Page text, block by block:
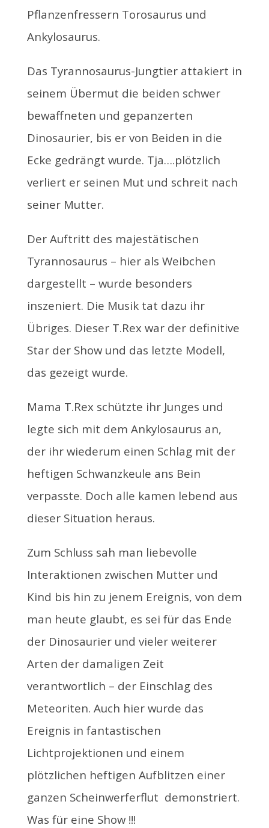
Pflanzenfressern Torosaurus und
Ankylosaurus.
Das Tyrannosaurus-Jungtier attakiert in
seinem Übermut die beiden schwer
bewaffneten und gepanzerten
Dinosaurier, bis er von Beiden in die
Ecke gedrängt wurde. Tja….plötzlich
verliert er seinen Mut und schreit nach
seiner Mutter.
Der Auftritt des majestätischen
Tyrannosaurus – hier als Weibchen
dargestellt – wurde besonders
inszeniert. Die Musik tat dazu ihr
Übriges. Dieser T.Rex war der definitive
Star der Show und das letzte Modell,
das gezeigt wurde.
Mama T.Rex schützte ihr Junges und
legte sich mit dem Ankylosaurus an,
der ihr wiederum einen Schlag mit der
heftigen Schwanzkeule ans Bein
verpasste. Doch alle kamen lebend aus
dieser Situation heraus.
Zum Schluss sah man liebevolle
Interaktionen zwischen Mutter und
Kind bis hin zu jenem Ereignis, von dem
man heute glaubt, es sei für das Ende
der Dinosaurier und vieler weiterer
Arten der damaligen Zeit
verantwortlich – der Einschlag des
Meteoriten. Auch hier wurde das
Ereignis in fantastischen
Lichtprojektionen und einem
plötzlichen heftigen Aufblitzen einer
ganzen Scheinwerferflut demonstriert.
Was für eine Show !!!